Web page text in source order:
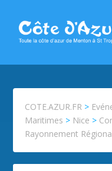
COTE.AZUR.FR >
Maritimes > Nice >
Rayonnement